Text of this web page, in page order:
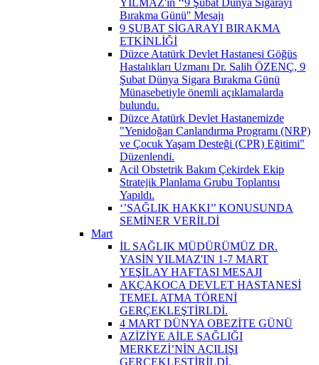
Bırakma Günü'' Mesajı
9 ŞUBAT SİGARAYI BIRAKMA
ETKİNLİĞİ
Düzce Atatürk Devlet Hastanesi Göğüs
Hastalıkları Uzmanı Dr. Salih ÖZENÇ, 9
Şubat Dünya Sigara Bırakma Günü
Münasebetiyle önemli açıklamalarda
bulundu.
Düzce Atatürk Devlet Hastanemizde
"Yenidoğan Canlandırma Programı (NRP)
ve Çocuk Yaşam Desteği (CPR) Eğitimi"
Düzenlendi.
Acil Obstetrik Bakım Çekirdek Ekip
Stratejik Planlama Grubu Toplantısı
Yapıldı.
‘’SAĞLIK HAKKI’’ KONUSUNDA
SEMİNER VERİLDİ
Mart
İL SAĞLIK MÜDÜRÜMÜZ DR.
YASİN YILMAZ'IN 1-7 MART
YEŞİLAY HAFTASI MESAJI
AKÇAKOCA DEVLET HASTANESİ
TEMEL ATMA TÖRENİ
GERÇEKLEŞTİRLDİ.
4 MART DÜNYA OBEZİTE GÜNÜ
AZİZİYE AİLE SAĞLIĞI
MERKEZİ’NİN AÇILIŞI
GERÇEKLEŞTİRİLDİ.